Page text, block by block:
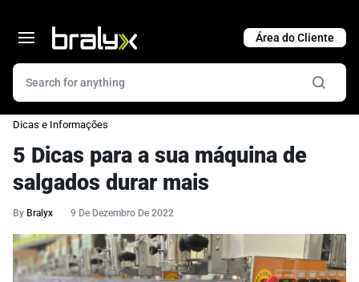
Dicas e Informações
5 Dicas para a sua máquina de
salgados durar mais
By Bralyx 9 De Dezembro De 2022